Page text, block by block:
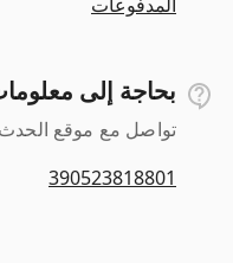
بحاجة إلى
تواصل مع موقع الحدث
390523818801